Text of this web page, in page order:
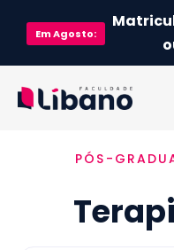
EmAgosto:
Ementa
Como funciona
PÓS-